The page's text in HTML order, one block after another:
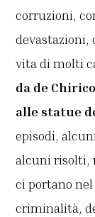
corruzioni,
devastazioni,
vita di molti
da de
alle statue
episodi,
alcuni risolti,
ci portano
criminalità,